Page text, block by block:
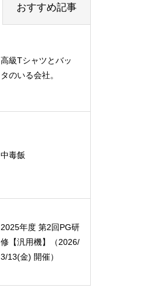
おすすめ記事
高級Tシャツとバッ
タのいる会社。
中毒飯
2025年度 第2回PG研
修【汎用機】（2026/
3/13(金) 開催）
く旅に行って来まし
た！（秋保温泉）
月入社式